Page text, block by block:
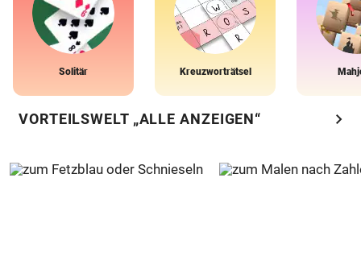
Solitär Kreuzworträtsel
VORTEILSWELT „ALLE ANZEIGEN“ chevron_right